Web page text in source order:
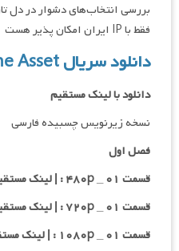
بررسی انتخاب‌های دشوار در دل
فقط با IP ایران امکان پذیر هست
دانلود سریال The Asset
دانلود با لینک مستقیم
نسخه زیرنویس چسبیده فارسی
فصل اول
قسمت ۰۱ _ ۴۸۰p : | لینک مستقیم |
قسمت ۰۱ _ ۷۲۰p : | لینک مستقیم |
قسمت ۰۱ _ ۱۰۸۰p : | لینک مستقیم |